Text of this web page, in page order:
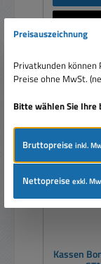
%Rabatt
Kassen
Preisauszeichnung
Privatkunden
Preise ohne MwSt.
Bitte wählen Sie Ihre
Bruttopreiseinkl.
Nettopreiseexkl.